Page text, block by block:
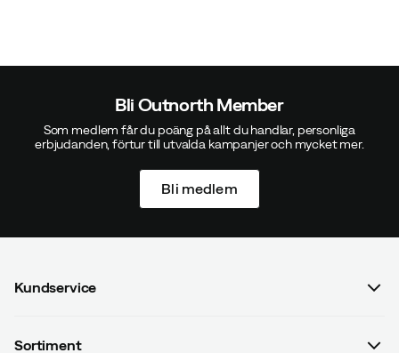
Bli Outnorth Member
Som medlem får du poäng på allt du handlar, personliga
erbjudanden, förtur till utvalda kampanjer och mycket mer.
Bli medlem
Kundservice
Sortiment